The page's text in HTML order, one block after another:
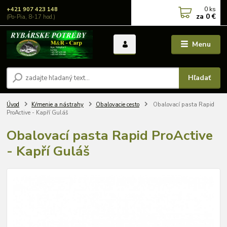
Menu
Hľadať
+421 907 423 148
(Po-Pia, 8-17 hod.)
0 ks
za 0 €
Úvod Kŕmenie a nástrahy Obalovacie cesto
Obalovací pasta Rapid
ProActive - Kapří Guláš
Obalovací pasta Rapid ProActive
- Kapří Guláš